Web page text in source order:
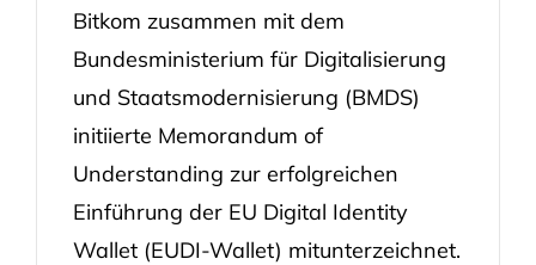
Bitkom zusammen mit dem
Bundesministerium für Digitalisierung
und Staatsmodernisierung (BMDS)
initiierte Memorandum of
Understanding zur erfolgreichen
Einführung der EU Digital Identity
Wallet (EUDI-Wallet) mitunterzeichnet.